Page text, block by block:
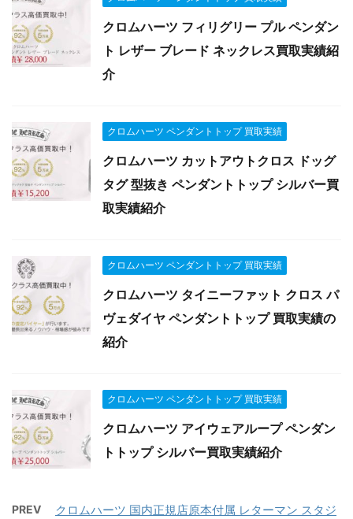
クロムハーツ フィリグリー プル ペンダン
ト レザー ブレード ネックレス買取実績紹
介
クロムハーツ ペンダントトップ 買取実績
クロムハーツ カットアウトクロス ドッグ
タグ 型抜き ペンダントトップ シルバー買
取実績紹介
クロムハーツ ペンダントトップ 買取実績
クロムハーツ タイニーファット クロス パ
ヴェダイヤ ペンダントトップ 買取実績の
紹介
クロムハーツ ペンダントトップ 買取実績
クロムハーツ アイウェアループ ペンダン
トトップ シルバー買取実績紹介
PREV
クロムハーツ 国内正規店原本付属 レターマン スタジ